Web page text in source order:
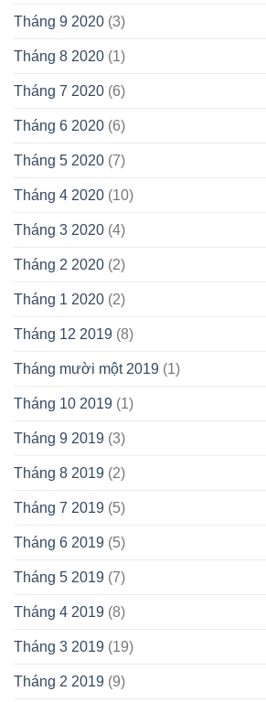
Tháng 9 2020 (3)
Tháng 8 2020 (1)
Tháng 7 2020 (6)
Tháng 6 2020 (6)
Tháng 5 2020 (7)
Tháng 4 2020 (10)
Tháng 3 2020 (4)
Tháng 2 2020 (2)
Tháng 1 2020 (2)
Tháng 12 2019 (8)
Tháng mười một 2019 (1)
Tháng 10 2019 (1)
Tháng 9 2019 (3)
Tháng 8 2019 (2)
Tháng 7 2019 (5)
Tháng 6 2019 (5)
Tháng 5 2019 (7)
Tháng 4 2019 (8)
Tháng 3 2019 (19)
Tháng 2 2019 (9)